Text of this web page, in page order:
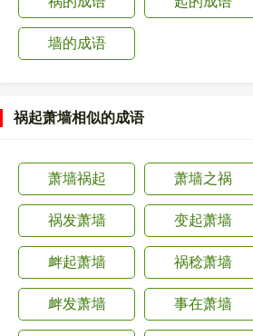
墙的成语
祸起萧墙相似的成语
萧墙祸起 萧墙之祸
祸发萧墙 变起萧墙
衅起萧墙 祸稔萧墙
衅发萧墙 事在萧墙